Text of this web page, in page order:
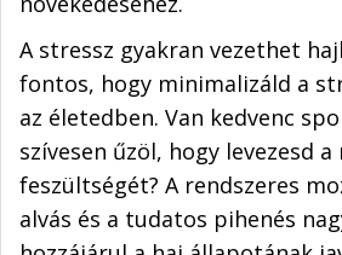
A stressz gyakran vezethet
fontos, hogy minimalizáld a
az életedben. Van kedvenc
szívesen űzöl, hogy levezesd
feszültségét? A rendszeres
alvás és a tudatos pihenés